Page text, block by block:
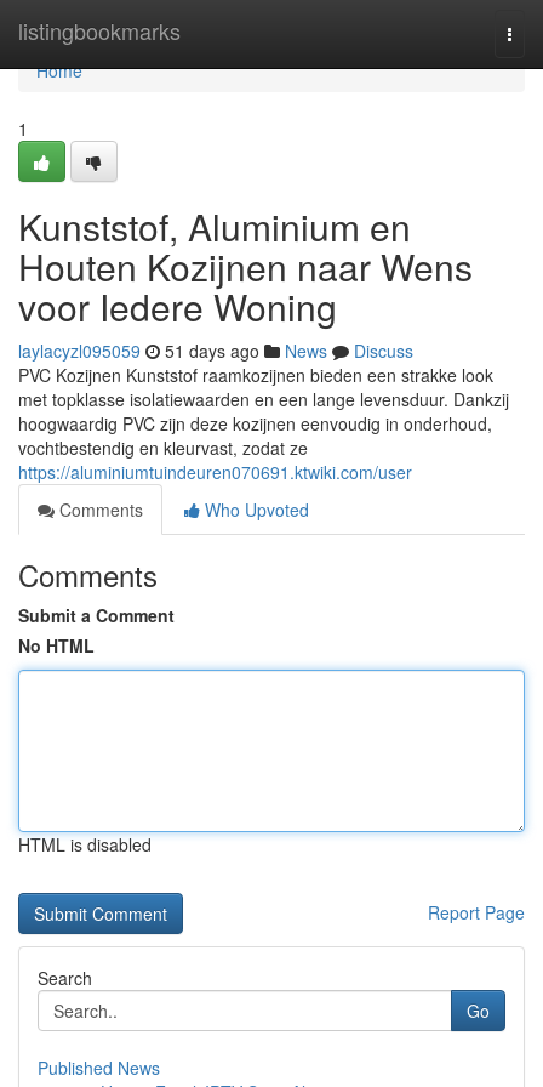
listingbookmarks
Home
Home
1
Kunststof, Aluminium en
Houten Kozijnen naar Wens
voor Iedere Woning
laylacyzl095059 51 days ago News
Discuss
PVC Kozijnen Kunststof raamkozijnen bieden een strakke look
met topklasse isolatiewaarden en een lange levensduur. Dankzij
hoogwaardig PVC zijn deze kozijnen eenvoudig in onderhoud,
vochtbestendig en kleurvast, zodat ze
https://aluminiumtuindeuren070691.ktwiki.com/user
Comments
Who Upvoted
Comments
Submit a Comment
No HTML
HTML is disabled
Report Page
Search
Go
Published News